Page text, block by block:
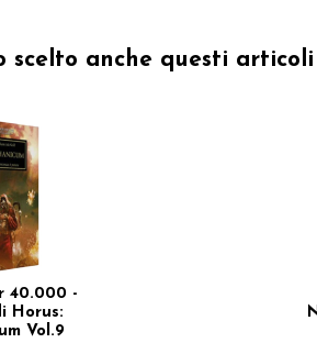
scelto anche questi articoli
40.000 -
Horus:
Vol.9